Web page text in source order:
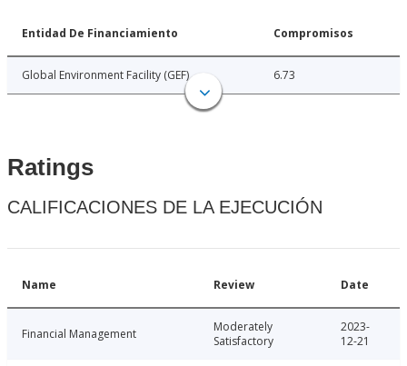
Entidad De Financiamiento Compromisos
Global Environment Facility (GEF) 6.73
Ratings
CALIFICACIONES DE LA EJECUCIÓN
Name Review Date
Financial Management
Moderately
Satisfactory
2023-
12-21